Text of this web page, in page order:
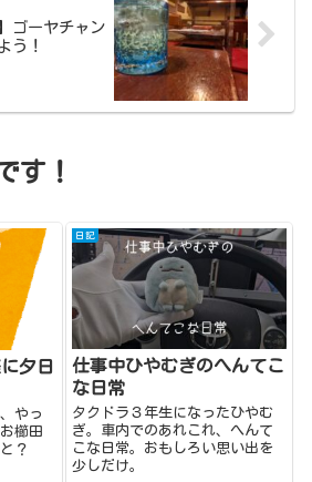
ゴーヤチャン
う！
す！
夕日
やっ
櫛田
？
日記
仕事中ひやむぎのへんてこ
な日常
タクドラ３年生になったひやむ
ぎ。車内でのあれこれ、へんて
こな日常。おもしろい思い出を
少しだけ。